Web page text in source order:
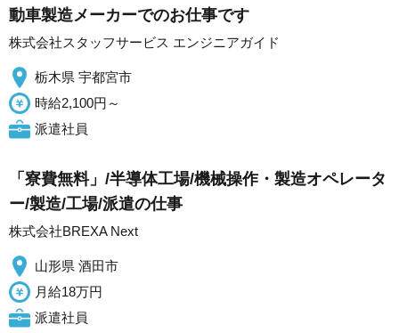
動車製造メーカーでのお仕事です
株式会社スタッフサービス エンジニアガイド
栃木県 宇都宮市
時給2,100円～
派遣社員
「寮費無料」/半導体工場/機械操作・製造オペレータ
ー/製造/工場/派遣の仕事
株式会社BREXA Next
山形県 酒田市
月給18万円
派遣社員